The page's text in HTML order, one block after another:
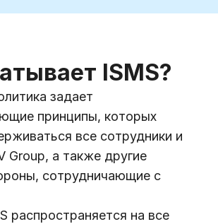
ISMS?
задает
принципы, которых
все сотрудники и
Group, а также другие
сотрудничающие с
распространяется на все